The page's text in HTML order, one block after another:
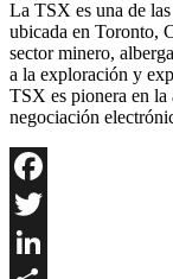
La TSX es una de
ubicada en Toronto,
sector minero,
a la exploración y
TSX es pionera en la
negociación
Facebook
Twitter